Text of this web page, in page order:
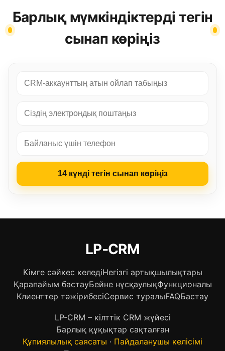
Барлық мүмкіндіктерді тегін
сынап көріңіз
14 күнді тегін сынап көріңіз
LP‑CRM
Кімге сәйкес келедіНегізгі артықшылықтары
Қарапайым бастауБейне нұсқаулықФункционалы
Клиенттер тәжірибесіСервис туралыFAQБастау
LP-CRM – кілттік CRM жүйесі
Барлық құқықтар сақталған
Құпиялылық саясаты · Пайдаланушы келісімі